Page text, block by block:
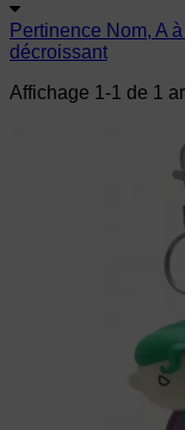
Pertinence Nom, A
décroissant
Affichage 1-1 de 1